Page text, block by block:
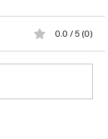
0.0 / 5 (0)